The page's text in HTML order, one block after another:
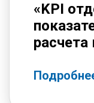
«KPI
расчета